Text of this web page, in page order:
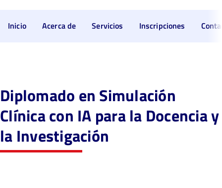
Inicio Acerca de Servicios Inscripciones
Diplomado en Simulación
Clínica con IA para la Docencia y
la Investigación